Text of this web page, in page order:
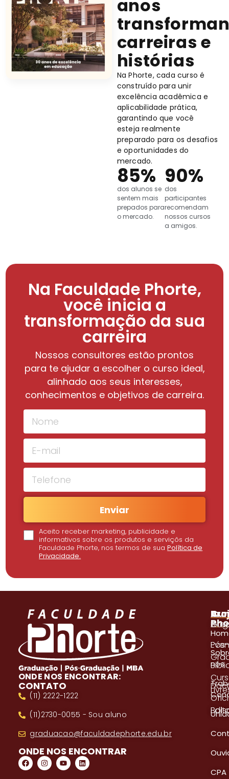
anos
carreiras e
histórias
Na Phorte, cada curso é
construído para unir
excelência acadêmica e
aplicabilidade prática,
garantindo que você
esteja realmente
preparado para os desafios
e oportunidades do
mercado.
dos alunos se
sentem mais
prepados para
o mercado.
85%
dos
participantes
recomendam
nossos cursos
a amigos.
90%
Na Faculdade Phorte,
você inicia a
transformação da sua
carreira
Nossos consultores estão prontos
para te ajudar a escolher o curso ideal,
alinhado aos seus interesses,
conhecimentos e objetivos de carreira.
Aceito receber marketing, publicidade e
informativos sobre os produtos e serviçõs da
Faculdade Phorte, nos termos de suaPolítica de
Privacidade.
Enviar
ONDE NOS ENCONTRAR:
CONTATO
(11) 2222-1222
(11)2730-0055 - Sou aluno
graduacao@faculdadephorte.edu.br
ONDE NOS ENCONTRAR
A
nós
CPA
Pós-